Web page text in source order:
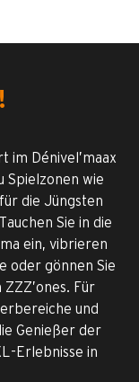
im Dénivel’maax
Spielzonen wie
die Jüngsten
Sie in die
ein, vibrieren
oder gönnen Sie
Für
und
Genießer der
Erlebnisse in